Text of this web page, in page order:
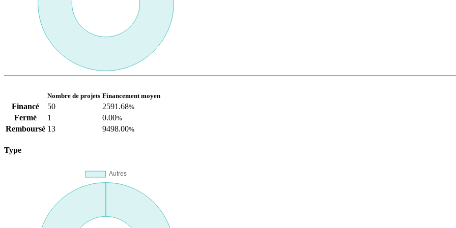
Nombre de projets Financement moyen
Financé 50 2591.68%
Fermé 1 0.00%
Remboursé 13 9498.00%
Type